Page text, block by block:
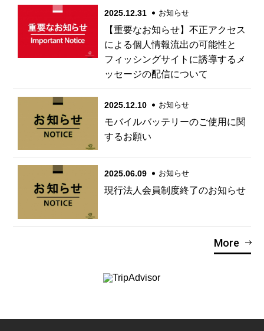
2025.12.31 お知らせ
【重要なお知らせ】不正アクセス
による個人情報流出の可能性と
フィッシングサイトに誘導するメ
ッセージの配信について
2025.12.10 お知らせ
モバイルバッテリーのご使用に関
するお願い
2025.06.09 お知らせ
現行法人会員制度終了のお知らせ
More